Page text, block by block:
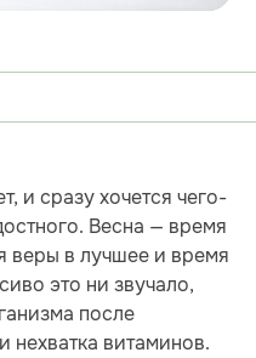
и сразу хочется чего-
Весна — время
веры в лучшее и время
это ни звучало,
после
нехватка витаминов.